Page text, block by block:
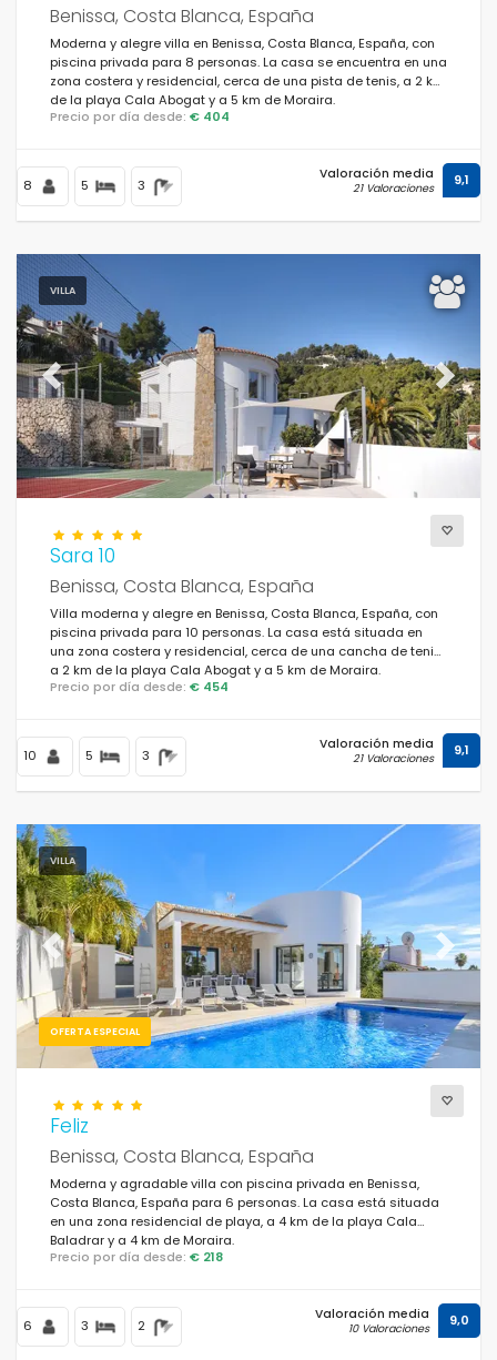
Benissa, Costa Blanca, España
Moderna y alegre villa en Benissa, Costa Blanca, España, con
piscina privada para 8 personas. La casa se encuentra en una
zona costera y residencial, cerca de una pista de tenis, a 2 km
de la playa Cala Abogat y a 5 km de Moraira.
Precio por día desde: € 404
8 5 3
Valoración media
21 Valoraciones 9,1
VILLA
Previous Next
Sara 10
Benissa, Costa Blanca, España
Villa moderna y alegre en Benissa, Costa Blanca, España, con
piscina privada para 10 personas. La casa está situada en
una zona costera y residencial, cerca de una cancha de tenis,
a 2 km de la playa Cala Abogat y a 5 km de Moraira.
Precio por día desde: € 454
10 5 3
Valoración media
21 Valoraciones 9,1
VILLA
OFERTA ESPECIAL
Previous Next
Feliz
Benissa, Costa Blanca, España
Moderna y agradable villa con piscina privada en Benissa,
Costa Blanca, España para 6 personas. La casa está situada
en una zona residencial de playa, a 4 km de la playa Cala
Baladrar y a 4 km de Moraira.
Precio por día desde: € 218
6 3 2
Valoración media
10 Valoraciones 9,0